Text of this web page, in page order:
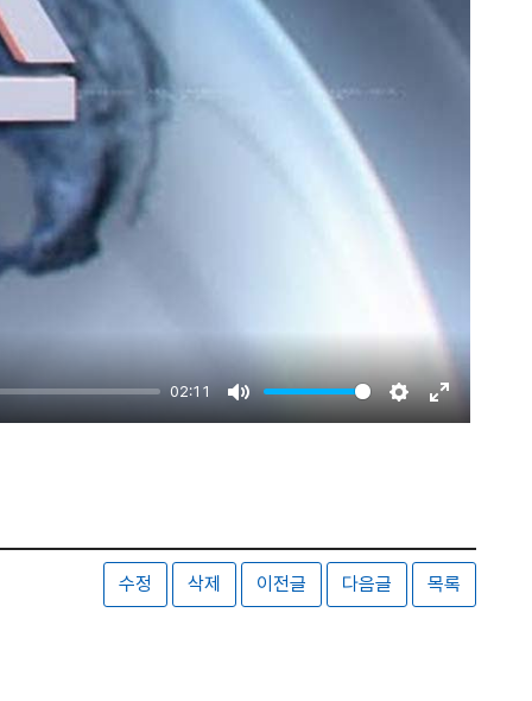
02:11
Mute Settings
Enter
수정 삭제 이전글 다음글 목록